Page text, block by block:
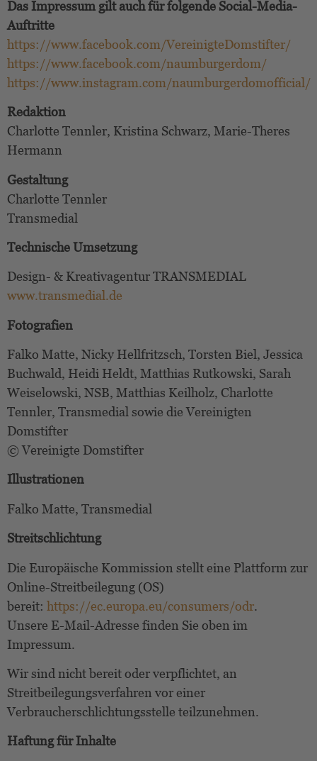
Das Impressum gilt auch für folgende Social-Media-
Auftritte
https://www.facebook.com/VereinigteDomstifter/
https://www.facebook.com/naumburgerdom/
https://www.instagram.com/naumburgerdomofficial/
Redaktion
Charlotte Tennler, Kristina Schwarz, Marie-Theres
Hermann
Gestaltung
Charlotte Tennler
Transmedial
Technische Umsetzung
Design- & Kreativagentur TRANSMEDIAL
www.transmedial.de
Fotografien
Falko Matte, Nicky Hellfritzsch, Torsten Biel, Jessica
Buchwald, Heidi Heldt, Matthias Rutkowski, Sarah
Weiselowski, NSB, Matthias Keilholz, Charlotte
Tennler, Transmedial sowie die Vereinigten
Domstifter
© Vereinigte Domstifter
Illustrationen
Falko Matte, Transmedial
Streitschlichtung
Die Europäische Kommission stellt eine Plattform zur
Online-Streitbeilegung (OS)
bereit: https://ec.europa.eu/consumers/odr.
Unsere E-Mail-Adresse finden Sie oben im
Impressum.
Wir sind nicht bereit oder verpflichtet, an
Streitbeilegungsverfahren vor einer
Verbraucherschlichtungsstelle teilzunehmen.
Haftung für Inhalte